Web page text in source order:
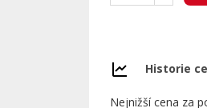
Historie
Nejnižší cena za